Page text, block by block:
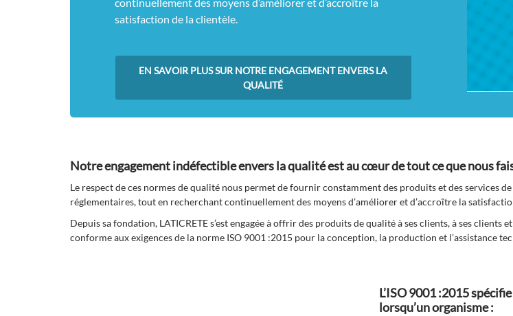
satisfaction de la clientèle.
EN SAVOIR PLUS SUR NOTRE ENGAGEMENT ENVERS LA
QUALITÉ
Notre engagement indéfectible envers la qualité est au cœur de tout ce que nous
Le respect de ces normes de qualité nous permet de fournir constamment des produits et des services
réglementaires, tout en recherchant continuellement des moyens d’améliorer et d’accroître la
Depuis sa fondation, LATICRETE s’est engagée à offrir des produits de qualité à ses clients, à ses
conforme aux exigences de la norme ISO 9001 :2015 pour la conception, la production et l’assistance
L’ISO 9001 :2015
lorsqu’un organisme :